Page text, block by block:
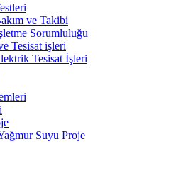
ve Takibi
Sorumluluğu
Tesisat işleri
Tesisat İşleri
Suyu Proje